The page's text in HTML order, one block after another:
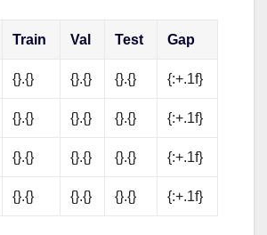
Train Val Test Gap
{}.{} {}.{} {}.{} {:+.1f}
{}.{} {}.{} {}.{} {:+.1f}
{}.{} {}.{} {}.{} {:+.1f}
{}.{} {}.{} {}.{} {:+.1f}